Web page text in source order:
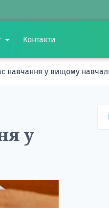
Контакти
навчання у вищому
у